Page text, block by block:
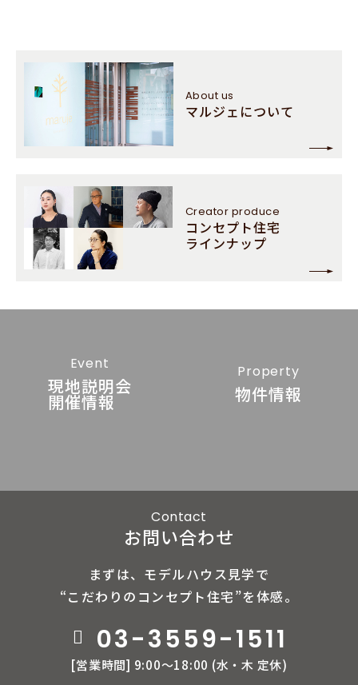
About us
マルジェについて
Creator produce
コンセプト住宅
ラインナップ
Contact
お問い合わせ
まずは、モデルハウス見学で
“こだわりのコンセプト住宅”を体感。
03-3559-1511
[営業時間] 9:00〜18:00 (⽔‧⽊ 定休)
Event
現地説明会
開催情報
Property
物件情報